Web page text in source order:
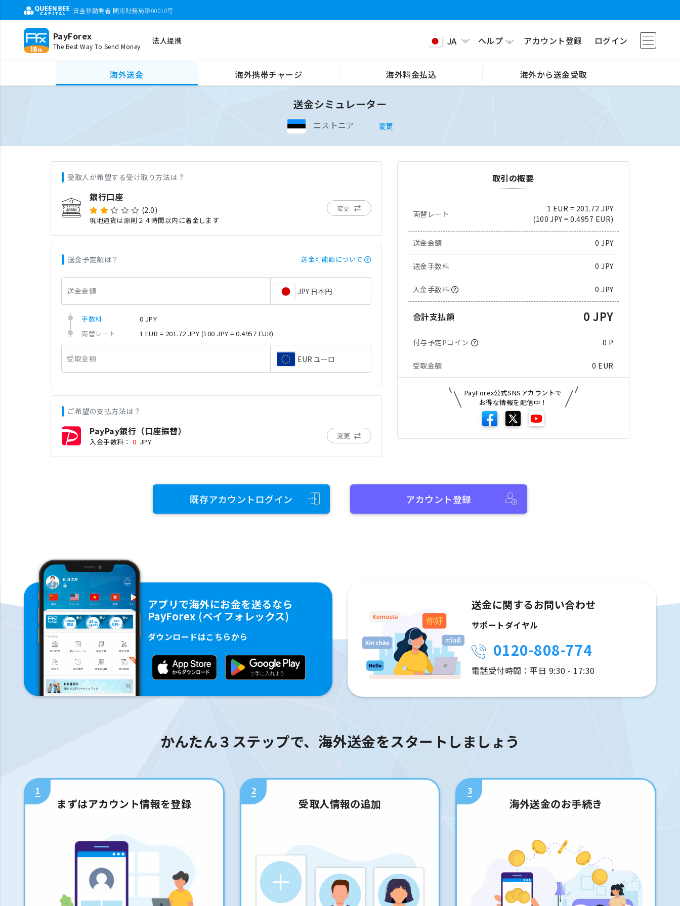
資金移動業者 関東財務局第00010号
PayForex
The Best Way To Send Money
法人提携 JA ヘルプ アカウント登録 ログイン
海外送金 海外携帯チャージ 海外料金払込 海外から送金受取
送金シミュレーター
エストニア 変更
受取人が希望する受け取り方法は？
銀行口座
(2.0)
現地通貨は原則２４時間以内に着金します
変更
送金予定額は？ 送金可能額について
送金金額 JPY 日本円
手数料
0 JPY
両替レート
1 EUR = 201.72 JPY (100 JPY = 0.4957 EUR)
受取金額 EUR ユーロ
ご希望の支払方法は？
PayPay銀行（口座振替）
入金手数料： 0 JPY
変更
取引の概要
両替レート
1 EUR = 201.72 JPY
(100 JPY = 0.4957 EUR)
送金金額 0 JPY
送金手数料 0 JPY
入金手数料 0 JPY
合計支払額 0 JPY
付与予定Pコイン 0 P
受取金額 0 EUR
PayForex公式SNSアカウントで
お得な情報を配信中！
既存アカウントログイン アカウント登録
アプリで海外にお金を送るなら
PayForex (ペイフォレックス)
ダウンロードはこちらから
送金に関するお問い合わせ
サポートダイヤル
0120-808-774
電話受付時間：平日 9:30 - 17:30
かんたん３ステップで、海外送金をスタートしましょう
1
まずはアカウント情報を登録
2
受取人情報の追加
3
海外送金のお手続き